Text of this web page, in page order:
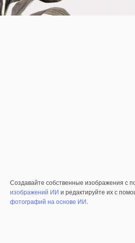
Создавайте собственные изображения с
изображений ИИ и редактируйте их с
фотографий на основе ИИ.